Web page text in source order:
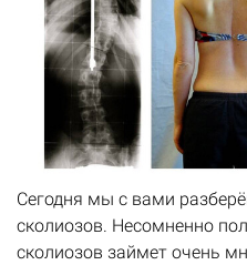
Сегодня мы с вами
сколиозов. Несомненно
сколиозов займет очень